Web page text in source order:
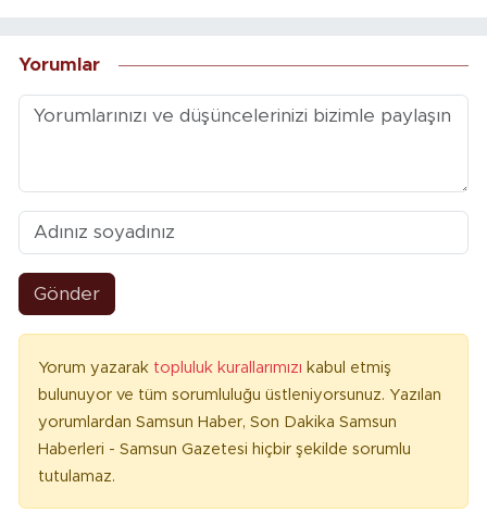
Yorumlar
Gönder
Yorum yazarak topluluk kurallarımızı kabul etmiş
bulunuyor ve tüm sorumluluğu üstleniyorsunuz. Yazılan
yorumlardan Samsun Haber, Son Dakika Samsun
Haberleri - Samsun Gazetesi hiçbir şekilde sorumlu
tutulamaz.